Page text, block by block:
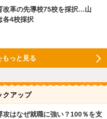
改革の先導校75校を採択…山
各4校採択
もっと見る
クアップ
攻はなぜ就職に強い？100％を支